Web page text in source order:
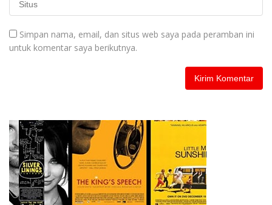
Simpan nama, email, dan situs web saya pada peramban ini
untuk komentar saya berikutnya.